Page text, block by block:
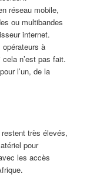
réseau mobile,
ou multibandes
internet.
opérateurs à
n’est pas fait.
l’un, de la
très élevés,
pour
les accès